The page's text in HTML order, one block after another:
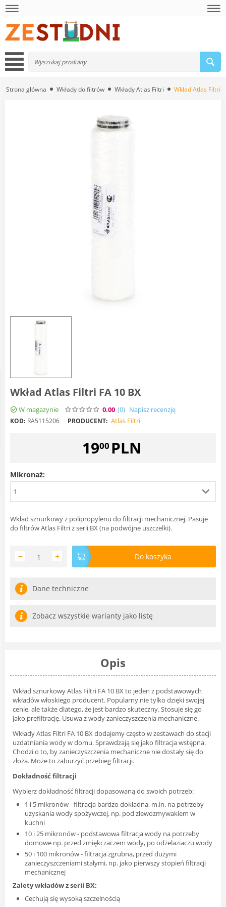
Strona główna Wkłady do filtrów Wkłady Atlas Filtri Wkład Atlas Filtri
Wkład Atlas Filtri FA 10 BX
W magazynie 0.00 (0) Napisz recenzję
KOD: RA5115206 PRODUCENT: Atlas Filtri
1900 PLN
Mikronaż:
1
Wkład sznurkowy z polipropylenu do filtracji mechanicznej. Pasuje
do filtrów Atlas Filtri z serii BX (na podwójne uszczelki).
+
− Do koszyka
Dane techniczne
Zobacz wszystkie warianty jako listę
Opis
Wkład sznurkowy Atlas Filtri FA 10 BX to jeden z podstawowych
wkładów włoskiego producent. Popularny nie tylko dzięki swojej
cenie, ale także dlatego, że jest bardzo skuteczny. Stosuje się go
jako prefiltrację. Usuwa z wody zanieczyszczenia mechaniczne.
Wkłady Atlas Filtri FA 10 BX dodajemy często w zestawach do stacji
uzdatniania wody w domu. Sprawdzają się jako filtracja wstępna.
Chodzi o to, by zanieczyszczenia mechaniczne nie dostały się do
złoża. Może to zaburzyć przebieg filtracji.
Dokładność filtracji
Wybierz dokładność filtracji dopasowaną do swoich potrzeb:
1 i 5 mikronów - filtracja bardzo dokładna, m.in. na potrzeby
uzyskania wody spożywczej, np. pod zlewozmywakiem w
kuchni
10 i 25 mikronów - podstawowa filtracja wody na potrzeby
domowe np. przed zmiękczaczem wody, po odżelaziaczu wody
50 i 100 mikronów - filtracja zgrubna, przed dużymi
zanieczyszczeniami stałymi, np. jako pierwszy stopień filtracji
mechanicznej
Zalety wkładów z serii BX:
Cechują się wysoką szczelnością